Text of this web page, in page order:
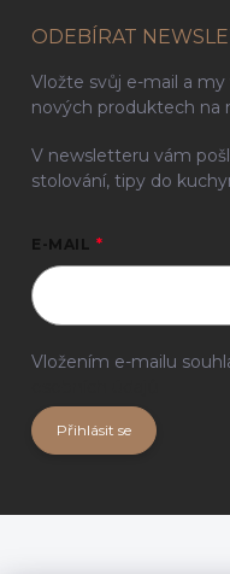
ODEBÍRAT
Vložte svůj e-mail a
nových produktech na
V newsletteru vám
stolování, tipy do
E-MAIL
Vložením e-mailu
Přihlásit se